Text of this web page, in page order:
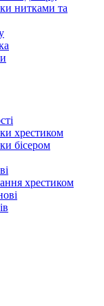
нитками та
хрестиком
бісером
хрестиком